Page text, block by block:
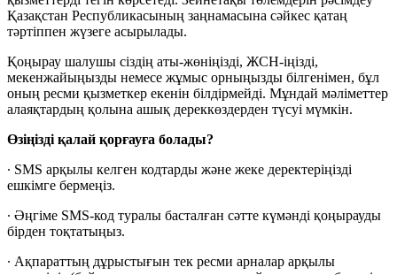
Қазақстан Республикасының заңнамасына сәйкес қатаң
тәртіппен жүзеге асырылады.
Қоңырау шалушы сіздің аты-жөніңізді, ЖСН-іңізді,
мекенжайыңызды немесе жұмыс орныңызды білгенімен, бұл
оның ресми қызметкер екенін білдірмейді. Мұндай мәліметтер
алаяқтардың қолына ашық дереккөздерден түсуі мүмкін.
Өзіңізді қалай қорғауға болады?
∙ SMS арқылы келген кодтарды және жеке деректеріңізді
ешкімге бермеңіз.
∙ Әңгіме SMS-код туралы басталған сәтте күмәнді қоңырауды
бірден тоқтатыңыз.
∙ Ақпараттың дұрыстығын тек ресми арналар арқылы